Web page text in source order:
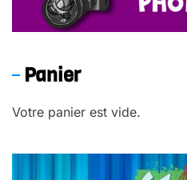
Panier
Votre panier est vide.